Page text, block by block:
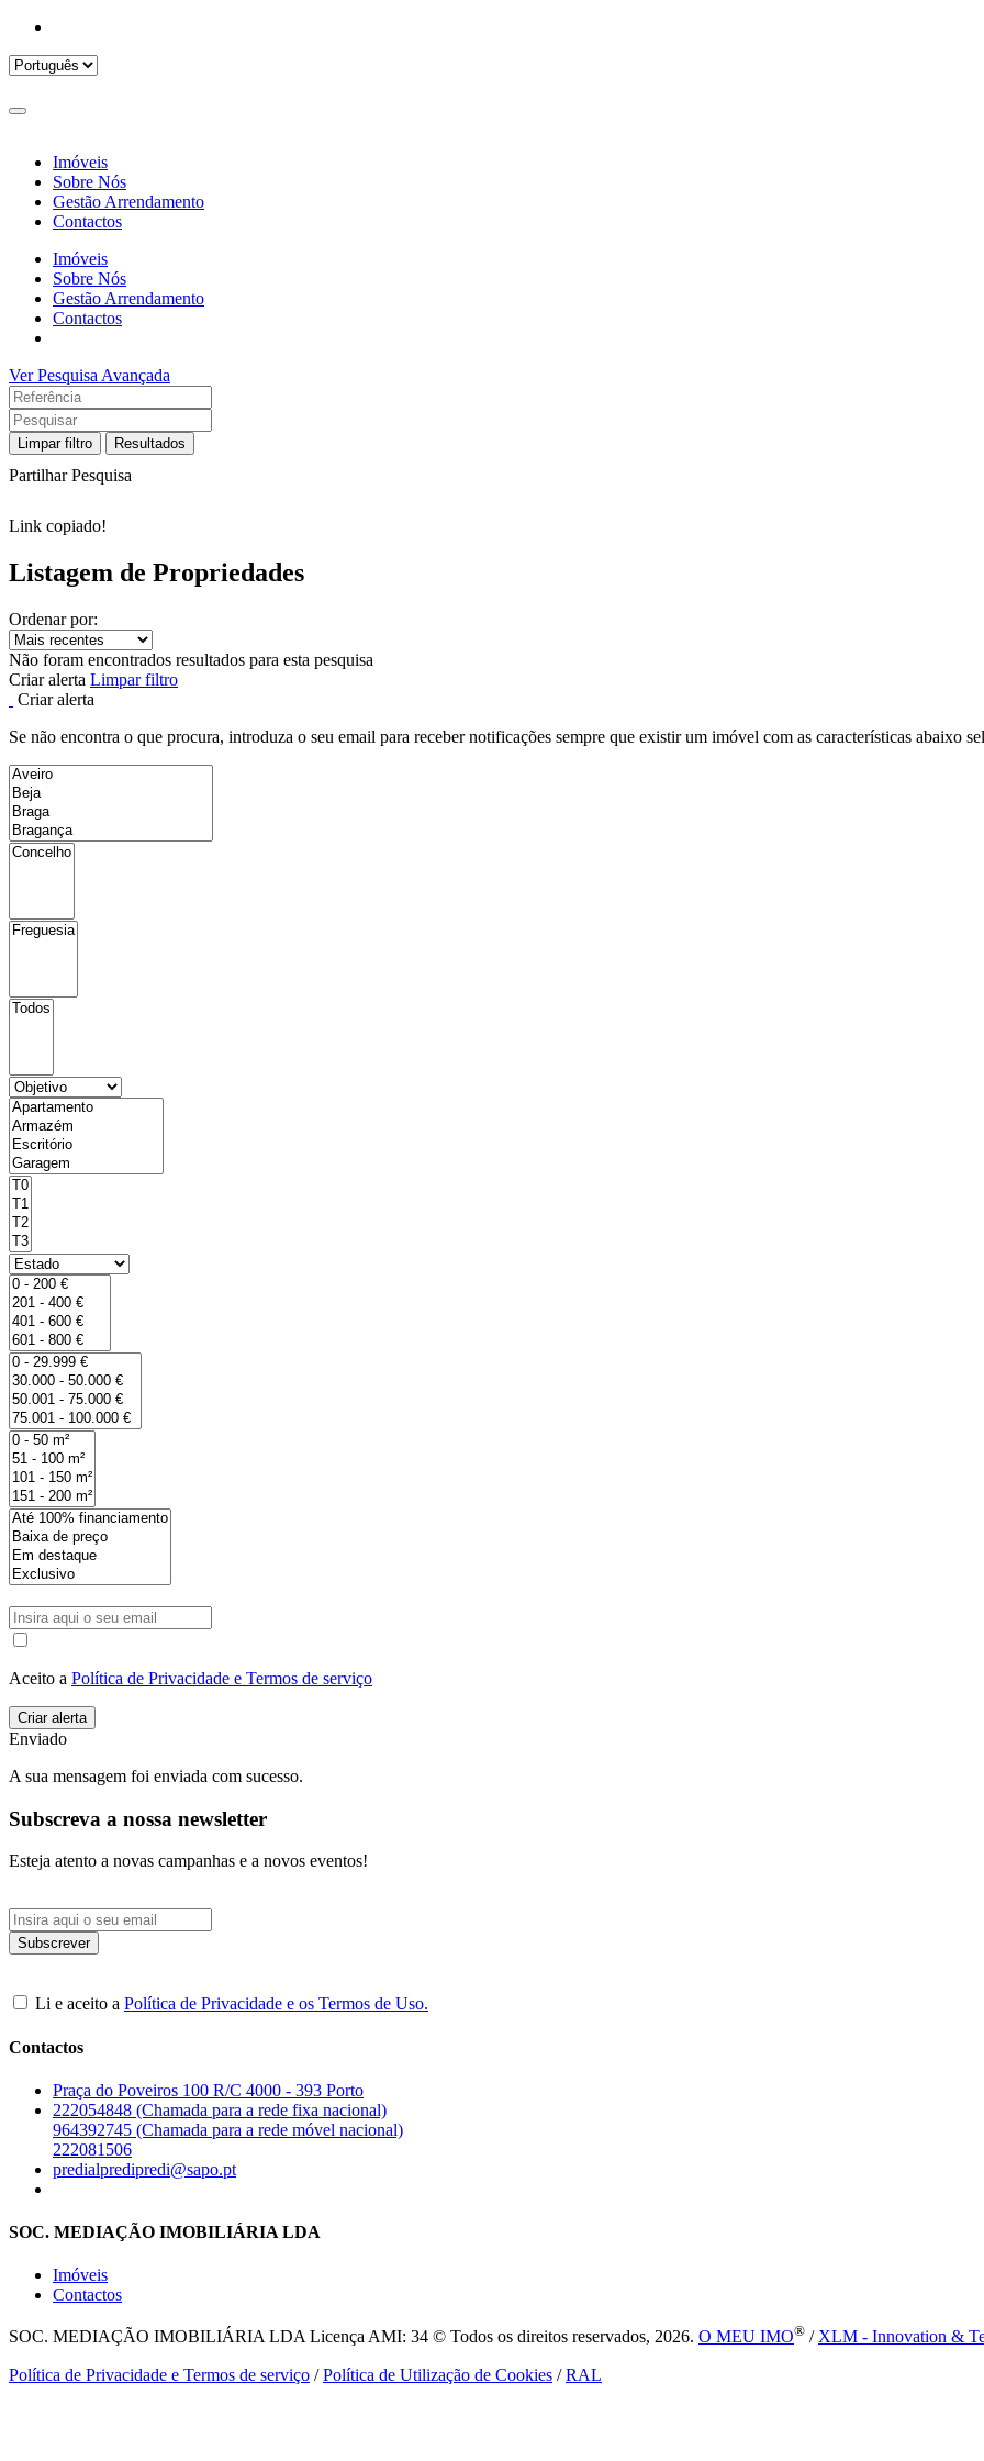
Imóveis
Sobre Nós
Gestão Arrendamento
Contactos
Imóveis
Sobre Nós
Gestão Arrendamento
Contactos
Ver Pesquisa Avançada
Limpar filtro Resultados
Partilhar Pesquisa
Link copiado!
Listagem de Propriedades
Ordenar por:
Não foram encontrados resultados para esta pesquisa
Criar alerta Limpar filtro
Criar alerta
Se não encontra o que procura, introduza o seu email para receber notificações sempre que existir um imóvel com as características abaixo
Aceito a Política de Privacidade e Termos de serviço
Enviado
A sua mensagem foi enviada com sucesso.
Subscreva a nossa newsletter
Esteja atento a novas campanhas e a novos eventos!
Li e aceito a Política de Privacidade e os Termos de Uso.
Contactos
Praça do Poveiros 100 R/C 4000 - 393 Porto
222054848 (Chamada para a rede fixa nacional)
964392745 (Chamada para a rede móvel nacional)
222081506
predialpredipredi@sapo.pt
SOC. MEDIAÇÃO IMOBILIÁRIA LDA
Imóveis
Contactos
SOC. MEDIAÇÃO IMOBILIÁRIA LDALicença AMI: 34 © Todos os direitos reservados, 2026. O MEU IMO® /XLM - Innovation &
Política de Privacidade e Termos de serviço /Política de Utilização de Cookies /RAL